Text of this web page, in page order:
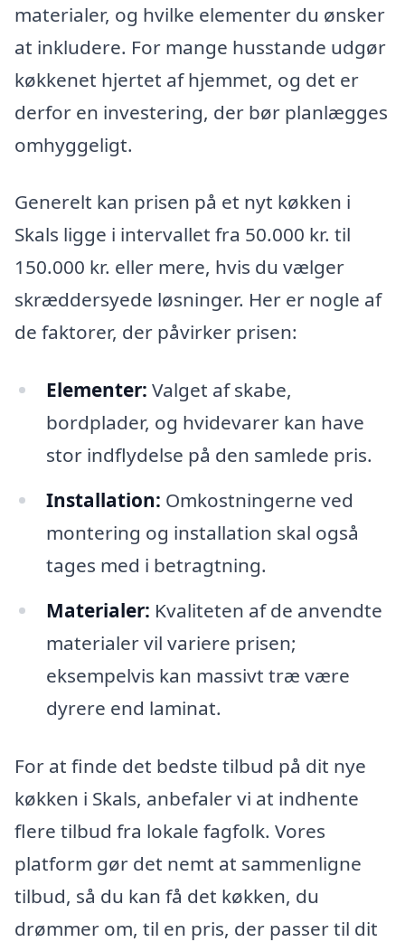
materialer, og hvilke elementer du ønsker
at inkludere. For mange husstande udgør
køkkenet hjertet af hjemmet, og det er
derfor en investering, der bør planlægges
omhyggeligt.
Generelt kan prisen på et nyt køkken i
Skals ligge i intervallet fra 50.000 kr. til
150.000 kr. eller mere, hvis du vælger
skræddersyede løsninger. Her er nogle af
de faktorer, der påvirker prisen:
Elementer: Valget af skabe,
bordplader, og hvidevarer kan have
stor indflydelse på den samlede pris.
Installation: Omkostningerne ved
montering og installation skal også
tages med i betragtning.
Materialer: Kvaliteten af ​​de anvendte
materialer vil variere prisen;
eksempelvis kan massivt træ være
dyrere end laminat.
For at finde det bedste tilbud på dit nye
køkken i Skals, anbefaler vi at indhente
flere tilbud fra lokale fagfolk. Vores
platform gør det nemt at sammenligne
tilbud, så du kan få det køkken, du
drømmer om, til en pris, der passer til dit